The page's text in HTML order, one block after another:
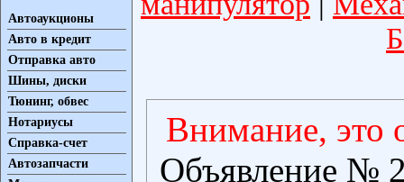
Автоаукционы
Авто в кредит
Отправка авто
Шины, диски
Тюнинг, обвес
Нотариусы
Справка-счет
Автозапчасти
Внимание, это
Объявление №